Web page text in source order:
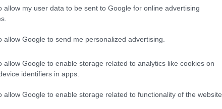
allow my user data to be sent to Google for online advertising
allow Google to send me personalized advertising.
allow Google to enable storage related to analytics like cookies on
identifiers in apps.
allow Google to enable storage related to functionality of the website
Sopit batte Errigo 15-8
fino all’affermazione finale, mentre
aggiungendo così un altro,
palmarès.